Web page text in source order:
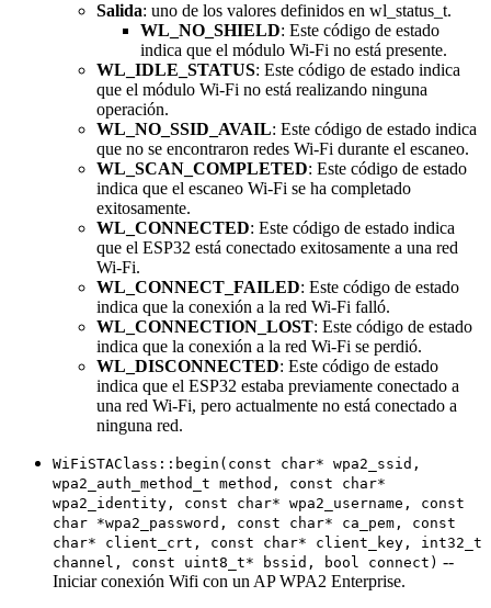
Salida: uno de los valores definidos en wl_status_t.
WL_NO_SHIELD: Este código de estado
indica que el módulo Wi-Fi no está presente.
WL_IDLE_STATUS: Este código de estado indica
que el módulo Wi-Fi no está realizando ninguna
operación.
WL_NO_SSID_AVAIL: Este código de estado indica
que no se encontraron redes Wi-Fi durante el escaneo.
WL_SCAN_COMPLETED: Este código de estado
indica que el escaneo Wi-Fi se ha completado
exitosamente.
WL_CONNECTED: Este código de estado indica
que el ESP32 está conectado exitosamente a una red
Wi-Fi.
WL_CONNECT_FAILED: Este código de estado
indica que la conexión a la red Wi-Fi falló.
WL_CONNECTION_LOST: Este código de estado
indica que la conexión a la red Wi-Fi se perdió.
WL_DISCONNECTED: Este código de estado
indica que el ESP32 estaba previamente conectado a
una red Wi-Fi, pero actualmente no está conectado a
ninguna red.
WiFiSTAClass::begin(const char* wpa2_ssid,
wpa2_auth_method_t method, const char*
wpa2_identity, const char* wpa2_username, const
char *wpa2_password, const char* ca_pem, const
char* client_crt, const char* client_key, int32_t
channel, const uint8_t* bssid, bool connect) --
Iniciar conexión Wifi con un AP WPA2 Enterprise.